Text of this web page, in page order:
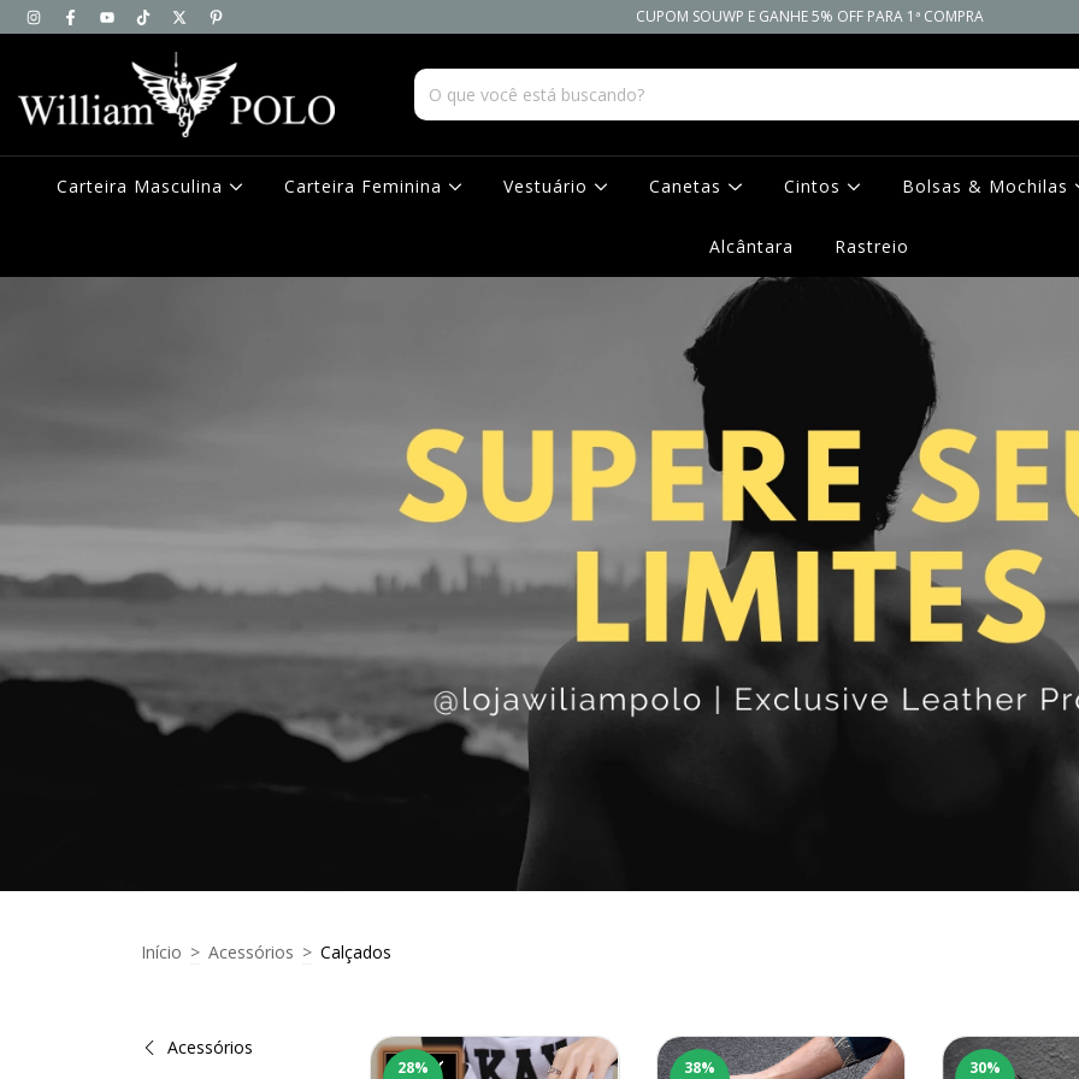
CUPOM SOUWP E GANHE 5% OFF PARA 1ª COMPRA
Carteira Masculina Carteira Feminina Vestuário Canetas Cintos Bolsas & Mochilas
Alcântara Rastreio
Início > Acessórios > Calçados
Acessórios
28%
38%
30%